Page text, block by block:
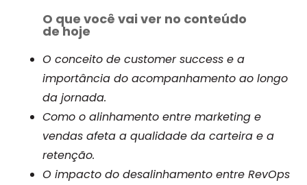
O que você vai ver no conteúdo
de hoje
O conceito de customer success e a
importância do acompanhamento ao longo
da jornada.
Como o alinhamento entre marketing e
vendas afeta a qualidade da carteira e a
retenção.
O impacto do desalinhamento entre RevOps